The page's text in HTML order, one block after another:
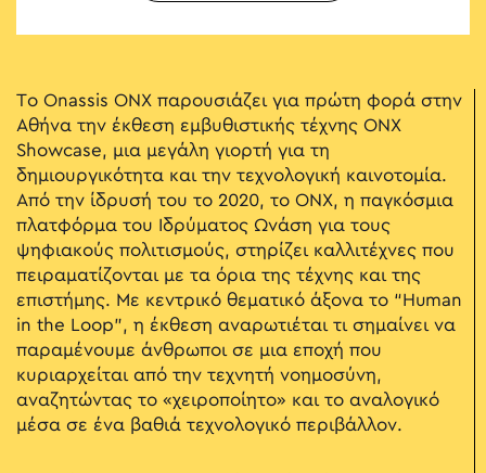
Το Onassis ONX παρουσιάζει για πρώτη φορά στην
Αθήνα την έκθεση εμβυθιστικής τέχνης ONX
Showcase, μια μεγάλη γιορτή για τη
δημιουργικότητα και την τεχνολογική καινοτομία.
Από την ίδρυσή του το 2020, το ONX, η παγκόσμια
πλατφόρμα του Ιδρύματος Ωνάση για τους
ψηφιακούς πολιτισμούς, στηρίζει καλλιτέχνες που
πειραματίζονται με τα όρια της τέχνης και της
επιστήμης. Με κεντρικό θεματικό άξονα το “Human
in the Loop”, η έκθεση αναρωτιέται τι σημαίνει να
παραμένουμε άνθρωποι σε μια εποχή που
κυριαρχείται από την τεχνητή νοημοσύνη,
αναζητώντας το «χειροποίητο» και το αναλογικό
μέσα σε ένα βαθιά τεχνολογικό περιβάλλον.